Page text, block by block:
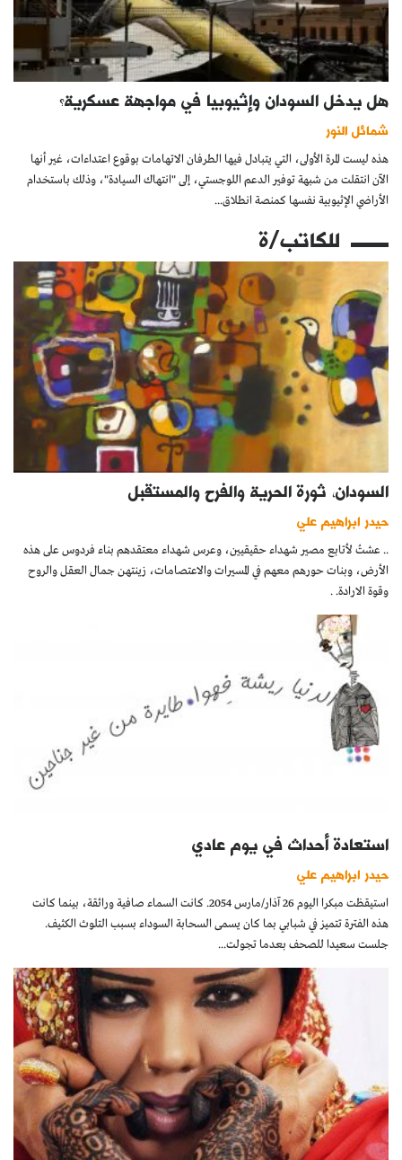
هل يدخل السودان وإثيوبيا في مواجهة عسكرية؟
شمائل النور
هذه ليست المرة الأولى، التي يتبادل فيها الطرفان الاتهامات بوقوع اعتداءات، غير أنها
الآن انتقلت من شبهة توفير الدعم اللوجستي، إلى "انتهاك السيادة"، وذلك باستخدام
الأراضي الإثيوبية نفسها كمنصة انطلاق...
للكاتب/ة
السودان، ثورة الحرية والفرح والمستقبل
حيدر ابراهيم علي
.. عشتُ لأتابع مصير شهداء حقيقيين، وعرس شهداء معتقدهم بناء فردوس على هذه
الأرض، وبنات حورهم معهم في المسيرات والاعتصامات، زينتهن جمال العقل والروح
وقوة الارادة. .
استعادة أحداث في يوم عادي
حيدر ابراهيم علي
استيقظت مبكرا اليوم 26 آذار/مارس 2054. كانت السماء صافية ورائقة، بينما كانت
هذه الفترة تتميز في شبابي بما كان يسمى السحابة السوداء بسبب التلوث الكثيف.
جلست سعيدا للصحف بعدما تجولت...